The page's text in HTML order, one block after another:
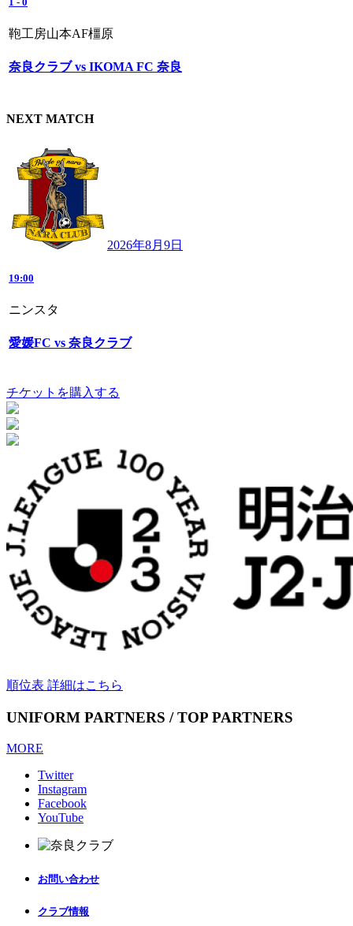
鞄工房山本AF橿原
奈良クラブ vs IKOMA FC 奈良
NEXT MATCH
2026年8月9日
19:00
ニンスタ
愛媛FC vs 奈良クラブ
チケットを購入する
順位表 詳細はこちら
UNIFORM PARTNERS / TOP PARTNERS
MORE
Twitter
Instagram
Facebook
YouTube
お問い合わせ
クラブ情報